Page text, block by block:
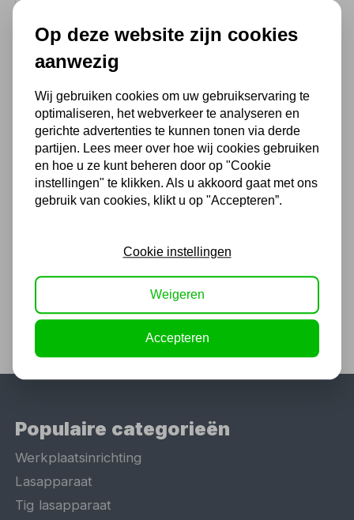
36,30
30,00 excl. BTW
Palletwagenwiel groot 180 x
50mm
22,50 excl. BTW
Populaire categorieën
Werkplaatsinrichting
Lasapparaat
Tig lasapparaat
Op deze website zijn cookies
aanwezig
Wij gebruiken cookies om uw gebruikservaring te
optimaliseren, het webverkeer te analyseren en
gerichte advertenties te kunnen tonen via derde
partijen. Lees meer over hoe wij cookies gebruiken
en hoe u ze kunt beheren door op "Cookie
instellingen" te klikken. Als u akkoord gaat met ons
gebruik van cookies, klikt u op "Accepteren”.
Cookie instellingen
Weigeren
Accepteren